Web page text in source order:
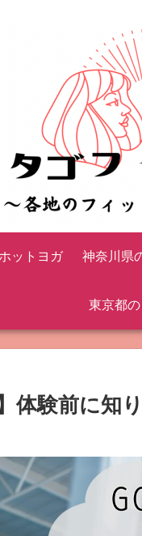
ットヨガ 神奈川県
東京都
体験前に知